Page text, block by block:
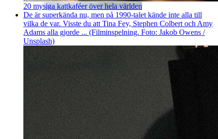
20 mysiga kattkaféer över hela världen
De är superkända nu, men på 1990-talet kände inte alla till
vilka de var. Visste du att Tina Fey, Stephen Colbert och Amy
Adams alla gjorde ... (Filminspelning. Foto: Jakob Owens /
Unsplash)